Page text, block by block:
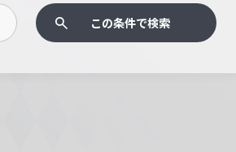
この条件で検索